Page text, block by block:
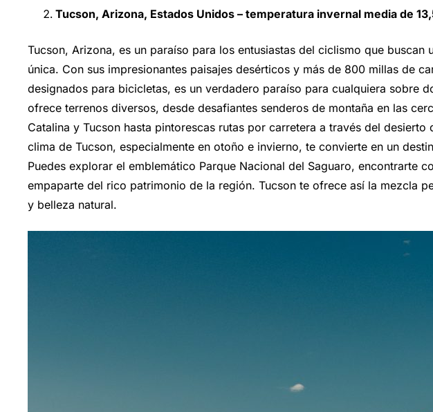
Tucson, Arizona, Estados Unidos – temperatura invernal media de
Tucson, Arizona, es un paraíso para los entusiastas del ciclismo que buscan
única. Con sus impresionantes paisajes desérticos y más de 800 millas de
designados para bicicletas, es un verdadero paraíso para cualquiera sobre
ofrece terrenos diversos, desde desafiantes senderos de montaña en las
Catalina y Tucson hasta pintorescas rutas por carretera a través del desierto
clima de Tucson, especialmente en otoño e invierno, te convierte en un
Puedes explorar el emblemático Parque Nacional del Saguaro, encontrarte
empaparte del rico patrimonio de la región. Tucson te ofrece así la mezcla
y belleza natural.